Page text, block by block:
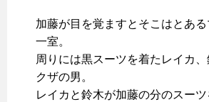
加藤が目を覚ますとそこはとあ
一室。
周りには黒スーツを着たレイカ
クザの男。
レイカと鈴木が加藤の分のスー